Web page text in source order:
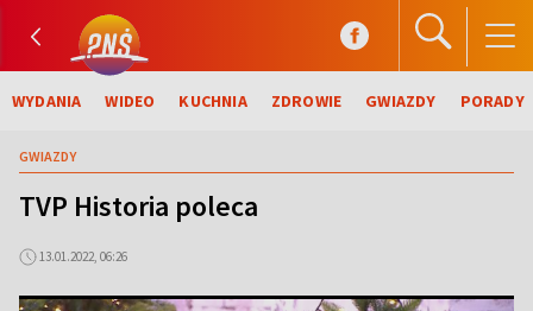
WYDANIA WIDEO KUCHNIA ZDROWIE GWIAZDY PORADY
GWIAZDY
TVP Historia poleca
13.01.2022, 06:26